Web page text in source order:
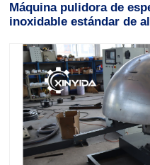
Máquina pulidora de
inoxidable estándar de